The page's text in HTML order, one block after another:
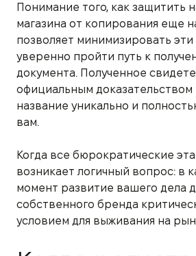
Понимание того, как защитить
магазина от копирования еще
позволяет минимизировать эти
уверенно пройти путь к
документа. Полученное
официальным доказательством
название уникально и
вам.
Когда все бюрократические
возникает логичный вопрос: в
момент развитие вашего дела
собственного бренда
условием для выживания на